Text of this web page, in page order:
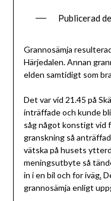
Publicerad
Grannosämja
Härjedalen. Annan
elden samtidigt som
Det var vid 21.45 på
inträffade och kunde
såg något konstigt vid
granskning så
vätska på husets
meningsutbyte så
in i en bil och for iväg.
grannosämja enligt